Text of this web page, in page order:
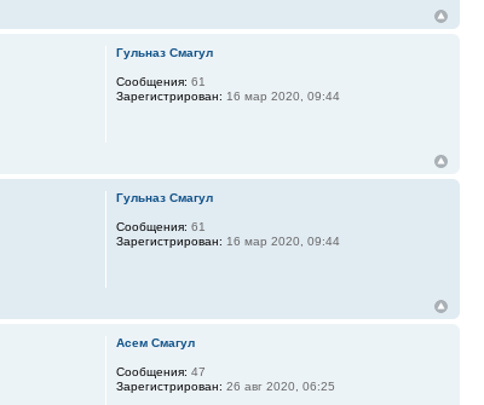
Гульназ Смагул
Сообщения: 61
Зарегистрирован: 16 мар 2020, 09:44
Гульназ Смагул
Сообщения: 61
Зарегистрирован: 16 мар 2020, 09:44
Асем Смагул
Сообщения: 47
Зарегистрирован: 26 авг 2020, 06:25